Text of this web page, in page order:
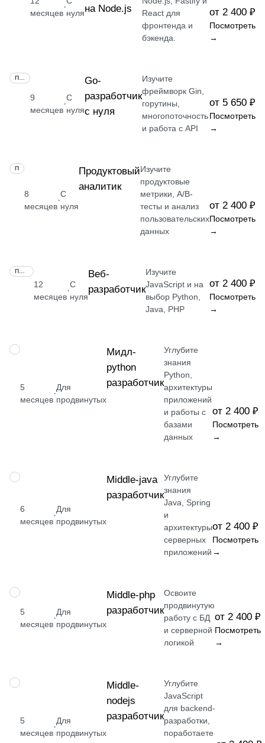
месяцев
·
нуляна Node.js
React для
фронтенда и
бэкенда.
от 2 400 ₽
Посмотреть
→
9
месяцев
·
С
нуля
Go-
разработчик
с нуля
Изучите
фреймворк Gin,
горутины,
многопоточность
и работа с API
от 5 650 ₽
Посмотреть
→
ПРОФЕССИЯ
8
месяцев
·
С
нуля
Продуктовый
аналитик
Изучите
продуктовые
метрики, A/B-
тесты и анализ
пользовательских
данных
от 2 400 ₽
Посмотреть
→
12
месяцев
·
С
нуля
Веб-
разработчик
Изучите
JavaScript и на
выбор Python,
Java, PHP
от 2 400 ₽
Посмотреть
→
ПРОФЕССИЯ
5
месяцев
·
Для
продвинутых
Мидл-
python
разработчик
Углубите
знания
Python,
архитектуры
приложений
и работы с
базами
данных
от 2 400 ₽
Посмотреть
→
ПРОФЕССИЯ
6
месяцев
·
Для
продвинутых
Middle-java
разработчик
Углубите
знания
Java, Spring
и
архитектуры
серверных
приложений
от 2 400 ₽
Посмотреть
→
ПРОФЕССИЯ
5
месяцев
·
Для
продвинутых
Middle-php
разработчик
Освоите
продвинутую
работу с БД
и серверной
логикой
от 2 400 ₽
Посмотреть
→
ПРОФЕССИЯ
5
месяцев
·
Для
продвинутых
Middle-
nodejs
разработчик
Углубите
JavaScript
для backend-
разработки,
поработаете